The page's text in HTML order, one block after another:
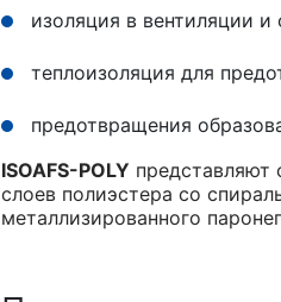
изоляция в вентиляции
теплоизоляция для
предотвращения
ISOAFS-POLY представляют
слоев полиэстера со
металлизированного